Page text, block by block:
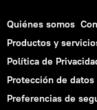
Quiénes somos
Productos y
Política de
Protección de
Preferencias de